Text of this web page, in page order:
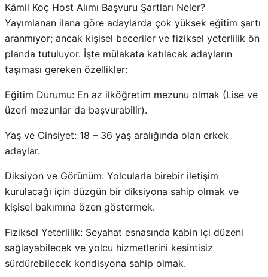
Kâmil Koç Host Alımı Başvuru Şartları Neler?
Yayımlanan ilana göre adaylarda çok yüksek eğitim şartı
aranmıyor; ancak kişisel beceriler ve fiziksel yeterlilik ön
planda tutuluyor. İşte mülakata katılacak adayların
taşıması gereken özellikler:
Eğitim Durumu: En az ilköğretim mezunu olmak (Lise ve
üzeri mezunlar da başvurabilir).
Yaş ve Cinsiyet: 18 – 36 yaş aralığında olan erkek
adaylar.
Diksiyon ve Görünüm: Yolcularla birebir iletişim
kurulacağı için düzgün bir diksiyona sahip olmak ve
kişisel bakımına özen göstermek.
Fiziksel Yeterlilik: Seyahat esnasında kabin içi düzeni
sağlayabilecek ve yolcu hizmetlerini kesintisiz
sürdürebilecek kondisyona sahip olmak.